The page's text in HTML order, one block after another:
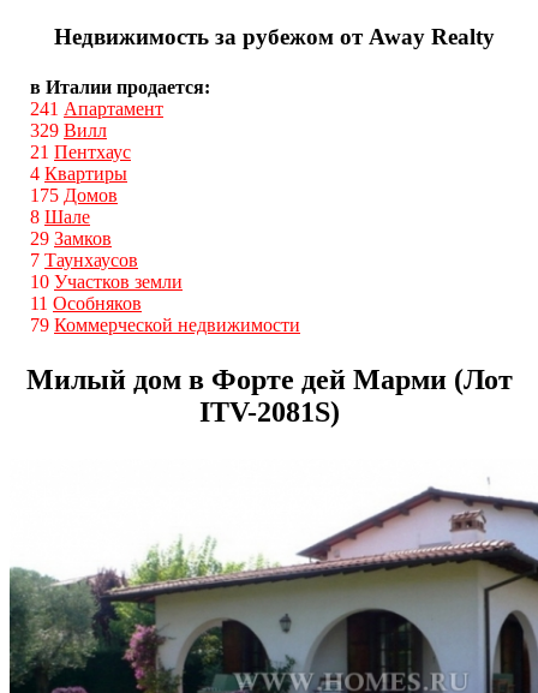
Недвижимость за рубежом от Away Realty
в Италии продается:
241 Апартамент
329 Вилл
21 Пентхаус
4 Квартиры
175 Домов
8 Шале
29 Замков
7 Таунхаусов
10 Участков земли
11 Особняков
79 Коммерческой недвижимости
Милый дом в Форте дей Марми (Лот
ITV-2081S)